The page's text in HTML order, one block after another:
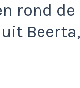
rond de
Beerta,